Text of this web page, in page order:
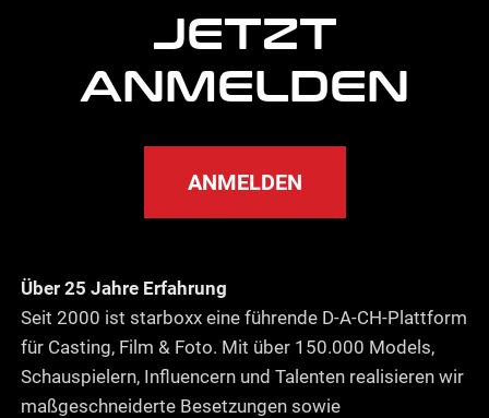
JETZT
ANMELDEN
ANMELDEN
Über 25 Jahre Erfahrung
Seit 2000 ist starboxx eine führende D-A-CH-Plattform
für Casting, Film & Foto. Mit über 150.000 Models,
Schauspielern, Influencern und Talenten realisieren wir
maßgeschneiderte Besetzungen sowie